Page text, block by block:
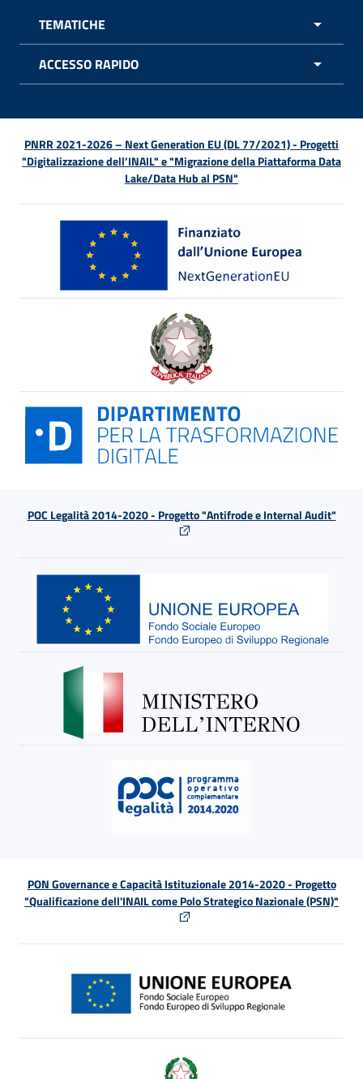
TEMATICHE
ACCESSO RAPIDO
PNRR 2021-2026 – Next Generation EU (DL 77/2021) - Progetti
"Digitalizzazione dell’INAIL" e "Migrazione della Piattaforma Data
Lake/Data Hub al PSN"
POC Legalità 2014-2020 - Progetto "Antifrode e Internal Audit"
PON Governance e Capacità Istituzionale 2014-2020 - Progetto
"Qualificazione dell'INAIL come Polo Strategico Nazionale (PSN)"